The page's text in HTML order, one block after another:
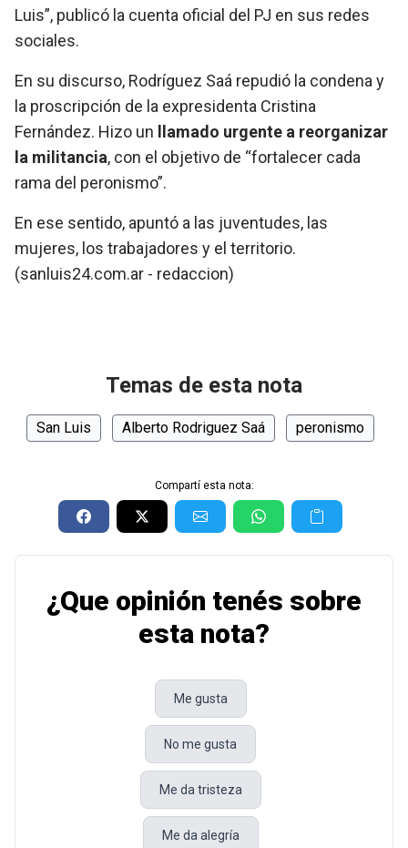
Luis”, publicó la cuenta oficial del PJ en sus redes
sociales.
En su discurso, Rodríguez Saá repudió la condena y
la proscripción de la expresidenta Cristina
Fernández. Hizo un
llamado urgente a reorganizar
la militancia, con el objetivo de “fortalecer cada
rama del peronismo”.
En ese sentido, apuntó a las juventudes, las
mujeres, los trabajadores y el territorio.
(sanluis24.com.ar - redaccion)
Temas de esta nota
San Luis Alberto Rodriguez Saá peronismo
Compartí esta nota:
¿Que opinión tenés sobre
esta nota?
Me gusta
No me gusta
Me da tristeza
Me da alegría